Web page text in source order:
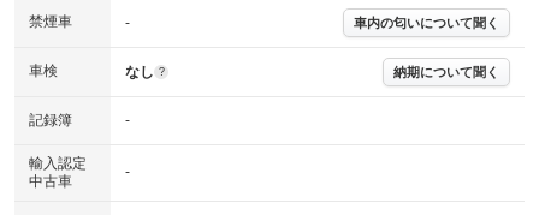
禁煙車 - 車内の匂いについて聞く
車検 なし ? 納期について聞く
記録簿 -
輸入認定
中古車
-